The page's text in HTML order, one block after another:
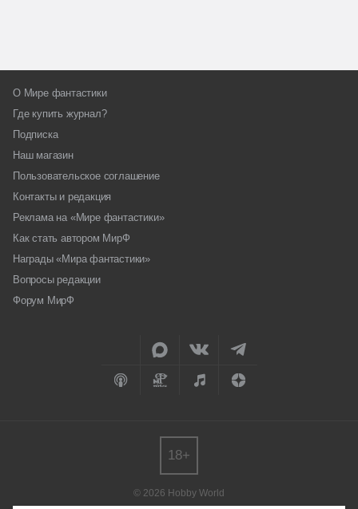
О Мире фантастики
Где купить журнал?
Подписка
Наш магазин
Пользовательское соглашение
Контакты и редакция
Реклама на «Мире фантастики»
Как стать автором МирФ
Награды «Мира фантастики»
Вопросы редакции
Форум МирФ
© 2026 Hobby World
18+